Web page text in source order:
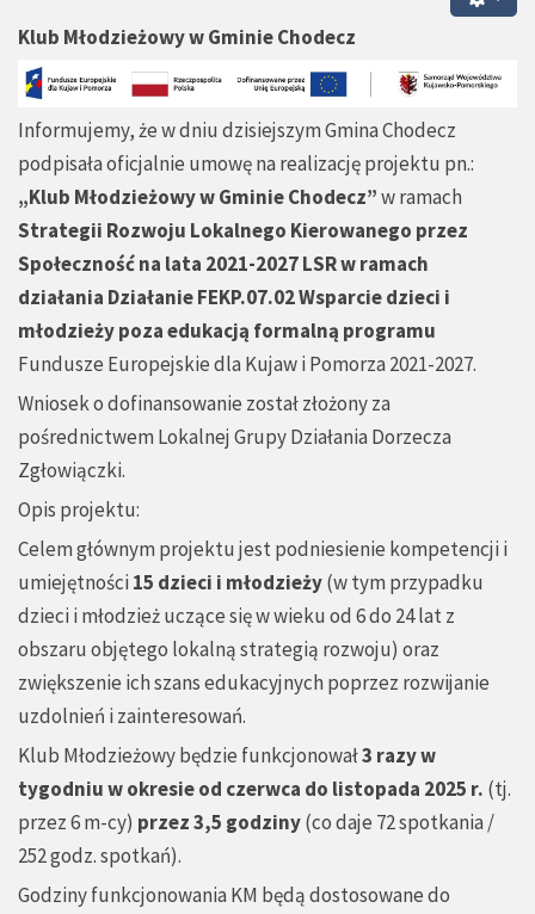
Klub Młodzieżowy w Gminie Chodecz
Informujemy, że w dniu dzisiejszym Gmina Chodecz
podpisała oficjalnie umowę na realizację projektu pn.:
„Klub Młodzieżowy w Gminie Chodecz”w ramach
Strategii Rozwoju Lokalnego Kierowanego przez
Społeczność na lata 2021-2027 LSR w ramach
działania Działanie FEKP.07.02 Wsparcie dzieci i
młodzieży poza edukacją formalną programu
Fundusze Europejskie dla Kujaw i Pomorza 2021-2027.
Wniosek o dofinansowanie został złożony za
pośrednictwem Lokalnej Grupy Działania Dorzecza
Zgłowiączki.
Opis projektu:
Celem głównym projektu jest podniesienie kompetencji i
umiejętności 15 dzieci i młodzieży(w tym przypadku
dzieci i młodzież uczące się w wieku od 6 do 24 lat z
obszaru objętego lokalną strategią rozwoju) oraz
zwiększenie ich szans edukacyjnych poprzez rozwijanie
uzdolnień i zainteresowań.
Klub Młodzieżowy będzie funkcjonował3 razy w
tygodniu w okresie od czerwca do listopada 2025 r. (tj.
przez 6 m-cy) przez 3,5 godziny(co daje 72 spotkania /
252 godz. spotkań).
Godziny funkcjonowania KM będą dostosowane do